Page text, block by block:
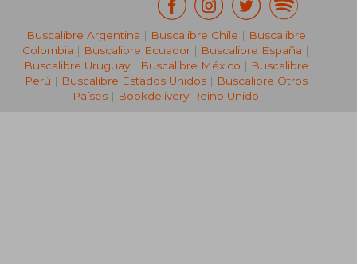
Buscalibre Argentina | Buscalibre Chile | Buscalibre
Colombia | Buscalibre Ecuador | Buscalibre España |
Buscalibre Uruguay| Buscalibre México | Buscalibre
Perú | Buscalibre Estados Unidos| Buscalibre Otros
Países | Bookdelivery Reino Unido